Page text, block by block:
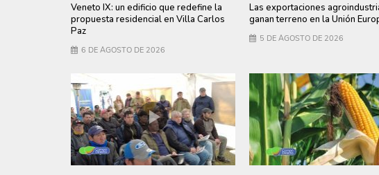
Veneto IX: un edificio que redefine la
propuesta residencial en Villa Carlos
Paz
6 DE AGOSTO DE 2026
Las exportaciones
ganan terreno en la Unión
5 DE AGOSTO DE 2026